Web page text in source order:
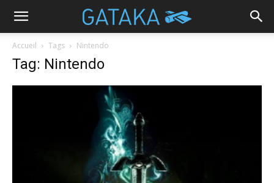
Accueil Tags Nintendo
Tag: Nintendo